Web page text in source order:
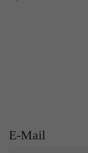
E-Mail